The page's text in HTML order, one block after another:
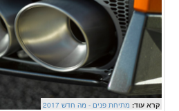
קרא עוד: מתיחת פנים - מה חדש 2017